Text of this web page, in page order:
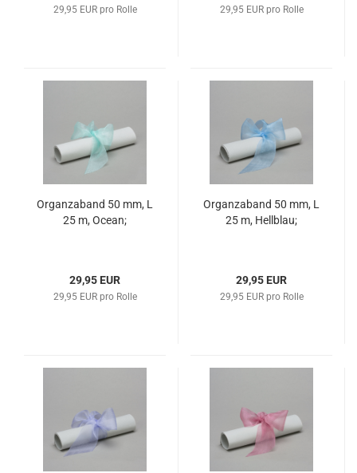
29,95 EUR pro Rolle 29,95 EUR pro Rolle
Organzaband 50 mm, L
25 m, Ocean;
29,95 EUR
29,95 EUR pro Rolle
Organzaband 50 mm, L
25 m, Hellblau;
29,95 EUR
29,95 EUR pro Rolle